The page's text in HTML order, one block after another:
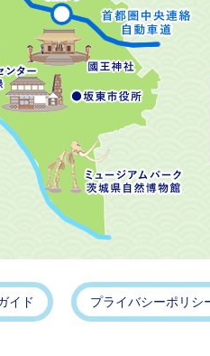
イド プライバシーポリシ